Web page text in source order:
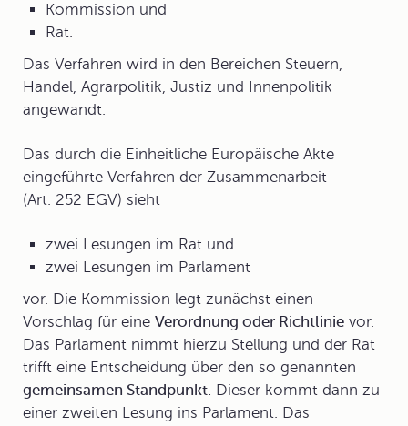
Kommission und
Rat.
Das Verfahren wird in den Bereichen Steuern,
Handel, Agrarpolitik, Justiz und Innenpolitik
angewandt.
Das durch die Einheitliche Europäische Akte
eingeführte Verfahren der Zusammenarbeit
(Art. 252 EGV) sieht
zwei Lesungen im Rat und
zwei Lesungen im Parlament
vor. Die Kommission legt zunächst einen
Vorschlag für eine Verordnung oder Richtlinie vor.
Das Parlament nimmt hierzu Stellung und der Rat
trifft eine Entscheidung über den so genannten
gemeinsamen Standpunkt. Dieser kommt dann zu
einer zweiten Lesung ins Parlament. Das